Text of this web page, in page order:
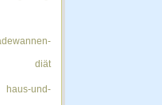
diät
haus-und-